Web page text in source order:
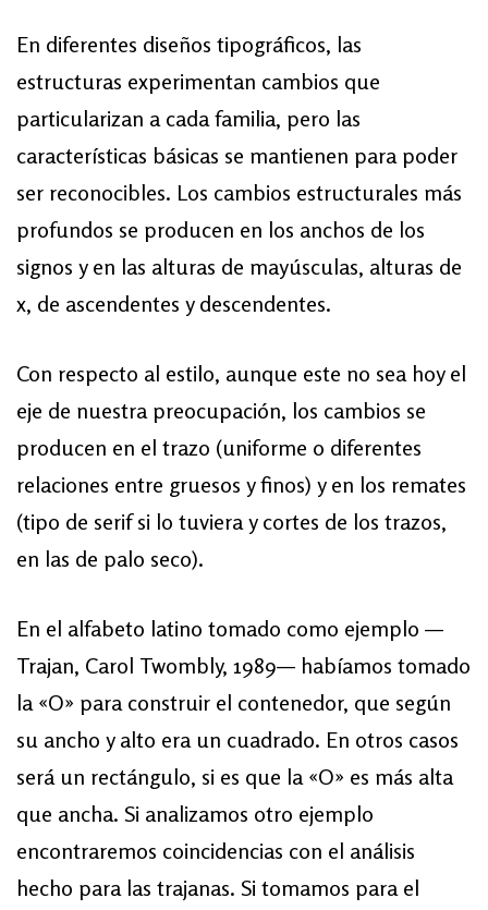
En diferentes diseños tipográficos, las
estructuras experimentan cambios que
particularizan a cada familia, pero las
características básicas se mantienen para poder
ser reconocibles. Los cambios estructurales más
profundos se producen en los anchos de los
signos y en las alturas de mayúsculas, alturas de
x, de ascendentes y descendentes.
Con respecto al estilo, aunque este no sea hoy el
eje de nuestra preocupación, los cambios se
producen en el trazo (uniforme o diferentes
relaciones entre gruesos y finos) y en los remates
(tipo de serif si lo tuviera y cortes de los trazos,
en las de palo seco).
En el alfabeto latino tomado como ejemplo —
Trajan, Carol Twombly, 1989— habíamos tomado
la «O» para construir el contenedor, que según
su ancho y alto era un cuadrado. En otros casos
será un rectángulo, si es que la «O» es más alta
que ancha. Si analizamos otro ejemplo
encontraremos coincidencias con el análisis
hecho para las trajanas. Si tomamos para el